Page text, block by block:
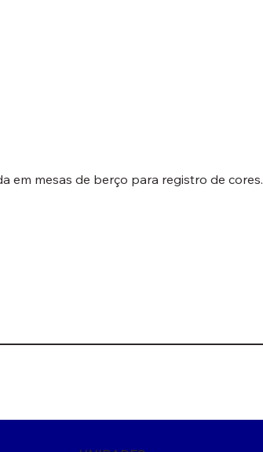
em mesas de berço para registro de cores.